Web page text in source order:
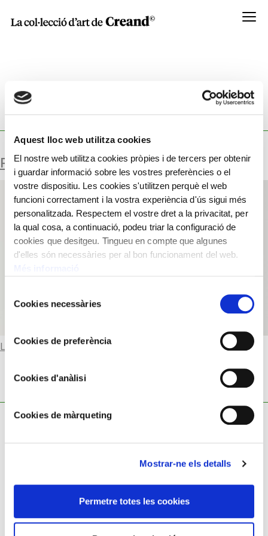
Aquest lloc web utilitza cookies
El nostre web utilitza cookies pròpies i de tercers per obtenir
i guardar informació sobre les vostres preferències o el
vostre dispositiu. Les cookies s'utilitzen perquè el web
funcioni correctament i la vostra experiència d'ús sigui més
personalitzada. Respectem el vostre dret a la privacitat, per
la qual cosa, a continuació, podeu triar la configuració de
cookies que desitgeu. Tingueu en compte que algunes
d'elles són necessàries per al bon funcionament del web.
deCookies necessàries
Cookies de preferència
Cookies d'anàlisi
Cookies de màrqueting
Mostrar-ne els detalls
Permetre totes les cookies
Menú
TYPOLOGY:
FERRO I VIDRE, AMB ESFERA
DAURADA.
RELLOTGE I FONT
Llegir-ne més
Política de privacitat
Avís legal